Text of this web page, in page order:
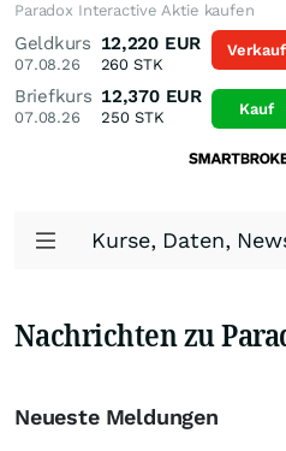
Paradox Interactive Aktie kaufen
Geldkurs
07.08.26
12,220 EUR
260 STK
Briefkurs
07.08.26
12,370 EUR
250STK
Verkauf
Kauf
Kurse, Daten,
Nachrichten zu
Neueste Meldungen